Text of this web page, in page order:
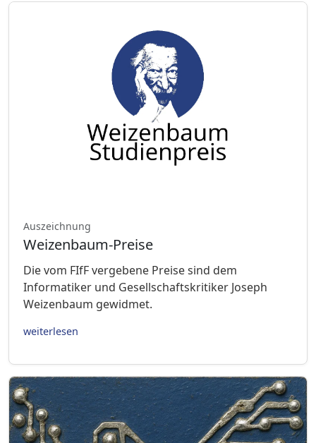
Auszeichnung
Weizenbaum-Preise
Die vom FIfF vergebene Preise sind dem
Informatiker und Gesellschaftskritiker Joseph
Weizenbaum gewidmet.
weiterlesen